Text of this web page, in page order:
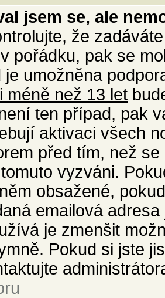
jsem se, ale
že
pořádku, pak se
umožněna
méně než 13 let
ten případ, pak
aktivaci všech
před tím, než
vyzváni.
obsažené,
emailová
je zmenšit
Pokud si jste